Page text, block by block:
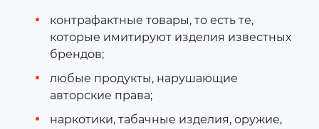
контрафактные товары, то есть те,
которые имитируют изделия известных
брендов;
любые продукты, нарушающие
авторские права;
наркотики, табачные изделия, оружие,